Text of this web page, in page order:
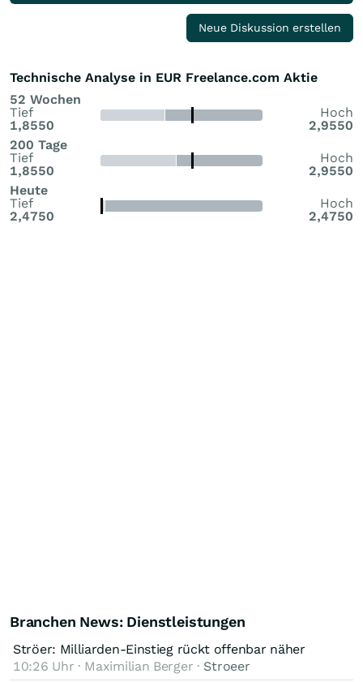
Neue Diskussion erstellen
Technische Analyse in EUR Freelance.com Aktie
52 Wochen
Tief
1,8550
Hoch
2,9550
200 Tage
Tief
1,8550
Hoch
2,9550
Heute
Tief
2,4750
Hoch
2,4750
Branchen News: Dienstleistungen
Ströer: Milliarden-Einstieg rückt offenbar näher
10:26 Uhr · Maximilian Berger · Stroeer